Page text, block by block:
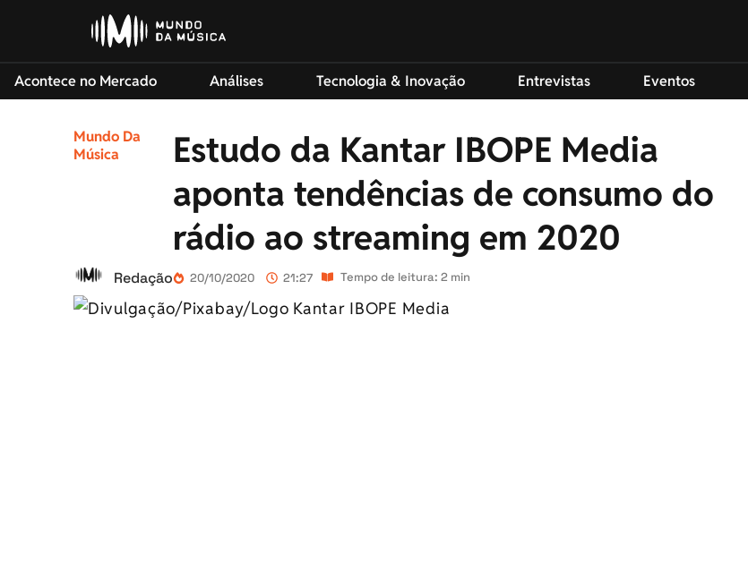
Acontece no Mercado Análises Tecnologia & Inovação Entrevistas Eventos
Mundo Da
Música
Estudo da Kantar IBOPE Media
aponta tendências de consumo do
rádio ao streaming em 2020
Redação 20/10/2020 21:27 Tempo de leitura: 2 min